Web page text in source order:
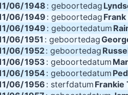
I think
I declare that the Beatles
I have been happier in the past
06/1948 : geboortedag
06/1949 : geboortedag
06/1949 : geboortedatum
06/1951 : geboortedag
06/1952: geboortedag
06/1953 : geboortedatum
06/1954 : geboortedatum
06/1956 : sterfdatum Frankie